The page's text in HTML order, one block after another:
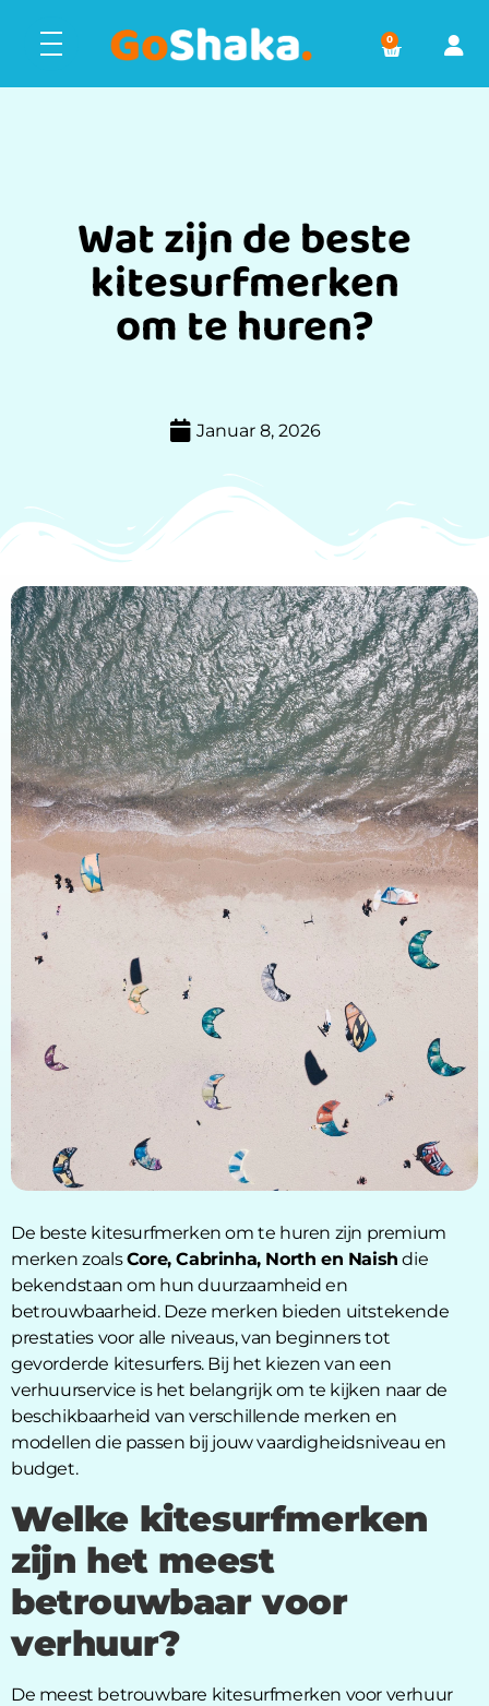
0
Wat zijn de beste
kitesurfmerken
om te huren?
Januar 8, 2026
De beste kitesurfmerken om te huren zijn premium
merken zoalsCore, Cabrinha, North en Naish die
bekendstaan om hun duurzaamheid en
betrouwbaarheid. Deze merken bieden uitstekende
prestaties voor alle niveaus, van beginners tot
gevorderde kitesurfers. Bij het kiezen van een
verhuurservice is het belangrijk om te kijken naar de
beschikbaarheid van verschillende merken en
modellen die passen bij jouw vaardigheidsniveau en
budget.
Welke kitesurfmerken
zijn het meest
betrouwbaar voor
verhuur?
De meest betrouwbare kitesurfmerken voor verhuur